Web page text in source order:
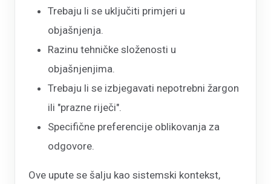
Trebaju li se uključiti primjeri u
objašnjenja.
Razinu tehničke složenosti u
objašnjenjima.
Trebaju li se izbjegavati nepotrebni žargon
ili "prazne riječi".
Specifične preferencije oblikovanja za
odgovore.
Ove upute se šalju kao sistemski kontekst,